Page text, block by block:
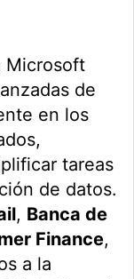
Microsoft
de
en los
tareas
de datos.
, Banca de
Finance,
a la